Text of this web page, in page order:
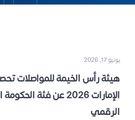
يونيو 17, 2026
هيئة رأس الخيمة للمواصلات تحصد
الإمارات 2026 عن فئة
الرقمي